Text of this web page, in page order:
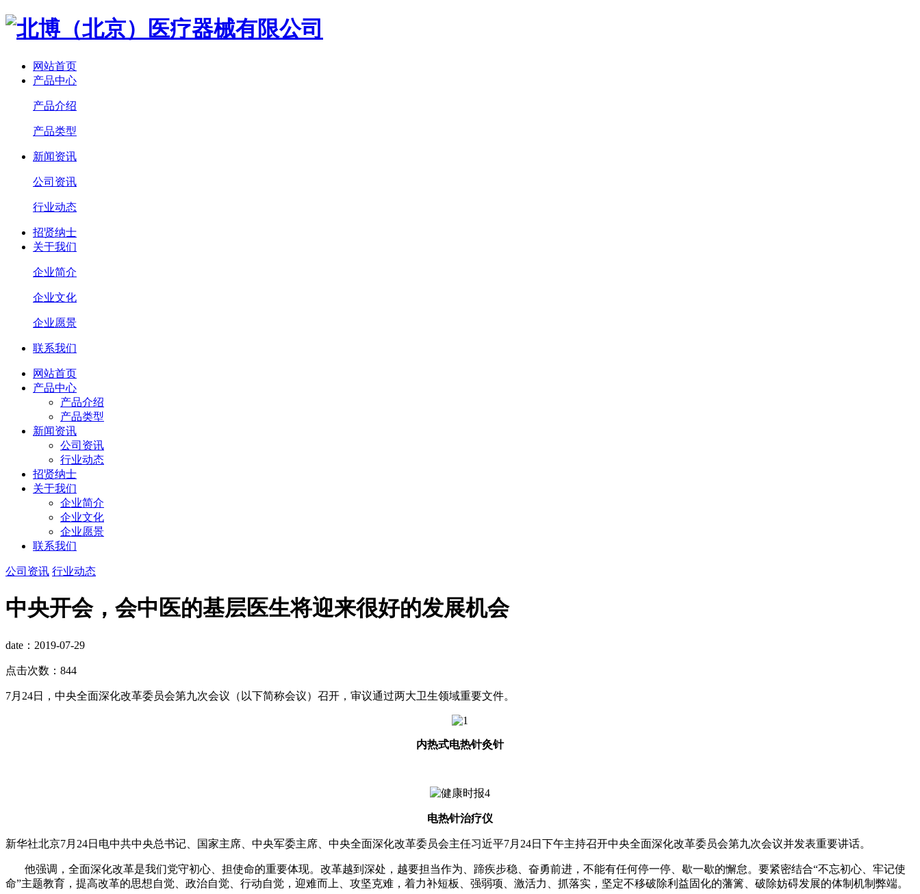
网站首页
产品中心
产品介绍
产品类型
新闻资讯
公司资讯
行业动态
招贤纳士
关于我们
企业简介
企业文化
企业愿景
联系我们
网站首页
产品中心
产品介绍
产品类型
新闻资讯
公司资讯
行业动态
招贤纳士
关于我们
企业简介
企业文化
企业愿景
联系我们
公司资讯 行业动态
中央开会，会中医的基层医生将迎来很好的发展机会
date：2019-07-29
点击次数：844
7月24日，中央全面深化改革委员会第九次会议（以下简称会议）召开，审议通过两大卫生领域重要文件。
内热式电热针灸针
电热针治疗仪
新华社北京7月24日电中共中央总书记、国家主席、中央军委主席、中央全面深化改革委员会主任习近平7月24日下午主持召开中央全面深化改革委员会第九次会议并发表重要讲话。
他强调，全面深化改革是我们党守初心、担使命的重要体现。改革越到深处，越要担当作为、蹄疾步稳、奋勇前进，不能有任何停一停、歇一歇的懈怠。要紧密结合“不忘初心、牢记使
命”主题教育，提高改革的思想自觉、政治自觉、行动自觉，迎难而上、攻坚克难，着力补短板、强弱项、激活力、抓落实，坚定不移破除利益固化的藩篱、破除妨碍发展的体制机制弊端。